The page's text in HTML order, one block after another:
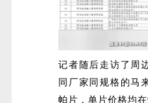
记者随后走访了周
同厂家同规格的马
帕片，单片价格均在